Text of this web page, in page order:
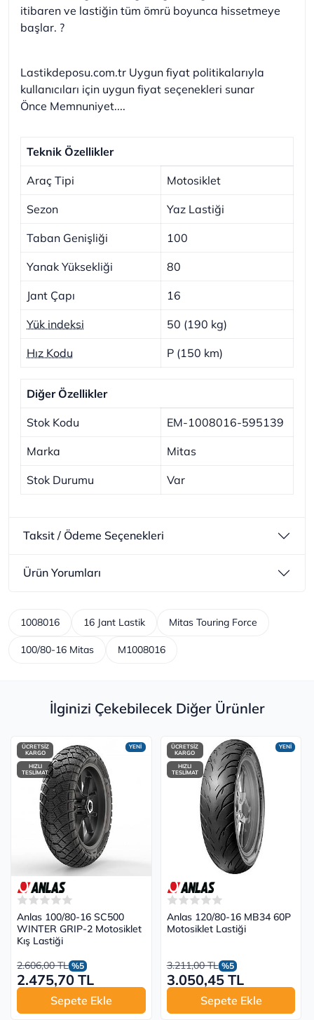
itibaren ve lastiğin tüm ömrü boyunca hissetmeye
başlar. ?
Lastikdeposu.com.tr Uygun fiyat politikalarıyla
kullanıcıları için uygun fiyat seçenekleri sunar
Önce Memnuniyet....
Teknik Özellikler
Araç Tipi Motosiklet
Sezon Yaz Lastiği
Taban Genişliği 100
Yanak Yüksekliği 80
Jant Çapı 16
Yük indeksi 50 (190 kg)
Hız Kodu P (150 km)
Diğer Özellikler
Stok Kodu EM-1008016-595139
Marka Mitas
Stok Durumu Var
Taksit / Ödeme Seçenekleri
Ürün Yorumları
1008016 16 Jant Lastik Mitas Touring Force
100/80-16 Mitas M1008016
İlginizi Çekebilecek Diğer Ürünler
YENİ
ÜCRETSİZ
KARGO
HIZLI
TESLİMAT
Anlas 100/80-16 SC500
WINTER GRIP-2 Motosiklet
Kış Lastiği
2.606,00 TL %5
2.475,70 TL
Sepete Ekle
YENİ
ÜCRETSİZ
KARGO
HIZLI
TESLİMAT
Anlas 120/80-16 MB34 60P
Motosiklet Lastiği
3.211,00 TL %5
3.050,45 TL
Sepete Ekle